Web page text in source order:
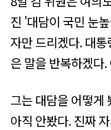
진 '대담이 국민 눈
자만 드리겠다. 대
은 말을 반복하겠다
그는 대담을 어떻게
아직 안봤다. 진짜